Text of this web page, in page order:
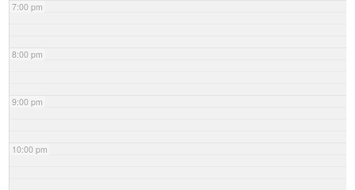
7:00 pm
8:00 pm
9:00 pm
10:00 pm